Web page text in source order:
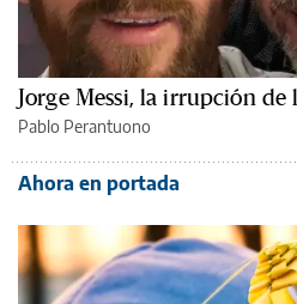
Jorge Messi, la irrupción de
Pablo Perantuono
Ahora en portada